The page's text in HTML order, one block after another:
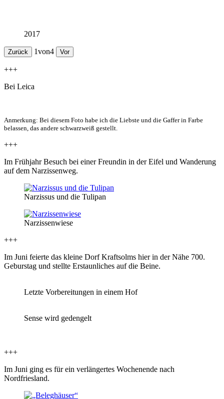
2017
Zurück 1von4 Vor
+++
Bei Leica
Anmerkung: Bei diesem Foto habe ich die Liebste und die Gaffer in Farbe
belassen, das andere schwarzweiß gestellt.
+++
Im Frühjahr Besuch bei einer Freundin in der Eifel und Wanderung
auf dem Narzissenweg.
Narzissus und die Tulipan
Narzissenwiese
+++
Im Juni feierte das kleine Dorf Kraftsolms hier in der Nähe 700.
Geburstag und stellte Erstaunliches auf die Beine.
Letzte Vorbereitungen in einem Hof
Sense wird gedengelt
+++
Im Juni ging es für ein verlängertes Wochenende nach
Nordfriesland.